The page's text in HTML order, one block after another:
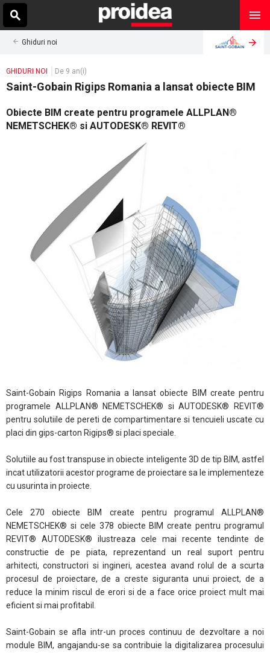
Ghiduri noi
GHIDURI NOI De 9 an(i)
Saint-Gobain Rigips Romania a lansat obiecte BIM
Obiecte BIM create pentru programele ALLPLAN®
NEMETSCHEK® si AUTODESK® REVIT®
Saint-Gobain Rigips Romania a lansat obiecte BIM create pentru
programele ALLPLAN® NEMETSCHEK® si AUTODESK® REVIT®
pentru solutiile de pereti de compartimentare si tencuieli uscate cu
placi din gips-carton Rigips® si placi speciale.
Solutiile au fost transpuse in obiecte inteligente 3D de tip BIM, astfel
incat utilizatorii acestor programe de proiectare sa le implementeze
cu usurinta in proiecte.
Cele 270 obiecte BIM create pentru programul ALLPLAN®
NEMETSCHEK® si cele 378 obiecte BIM create pentru programul
REVIT® AUTODESK® ilustreaza cele mai recente tendinte de
constructie de pe piata, reprezentand un real suport pentru
arhitecti, constructori si ingineri, acestea avand rolul de a scurta
procesul de proiectare, de a creste siguranta unui proiect, de a
reduce la minim riscul de erori si de a face orice proiect mult mai
eficient si mai profitabil.
Saint-Gobain se afla intr-un proces continuu de dezvoltare a noi
module BIM, angajandu-se sa contribuie la digitalizarea procesului